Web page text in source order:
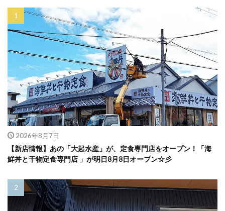
2026年8月7日
【新店情報】あの「大起水産」が、定食専門店をオープン！「海
鮮丼と干物定食専門店 」が明日8月8日オープン☆彡